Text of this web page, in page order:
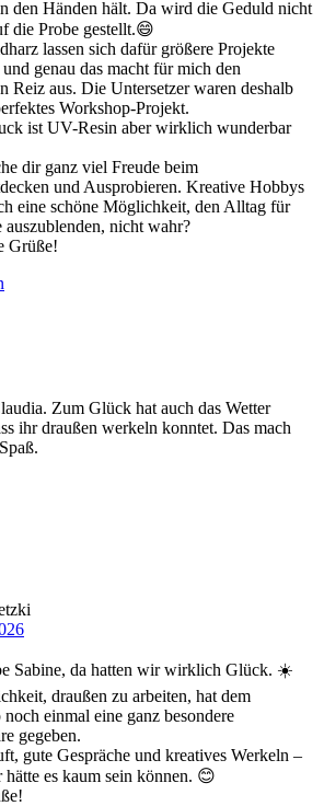
den Händen hält. Da wird die Geduld nicht
die Probe gestellt.😄
lassen sich dafür größere Projekte
und genau das macht für mich den
Reiz aus. Die Untersetzer waren deshalb
Workshop-Projekt.
ist UV-Resin aber wirklich wunderbar
dir ganz viel Freude beim
und Ausprobieren. Kreative Hobbys
eine schöne Möglichkeit, den Alltag für
auszublenden, nicht wahr?
Grüße!
Zum Glück hat auch das Wetter
ihr draußen werkeln konntet. Das mach
Sabine, da hatten wir wirklich Glück. ☀️
draußen zu arbeiten, hat dem
einmal eine ganz besondere
gegeben.
gute Gespräche und kreatives Werkeln –
hätte es kaum sein können. 😊